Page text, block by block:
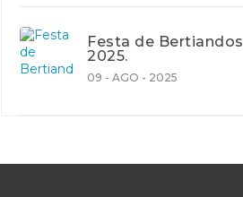
Festa de Bertiandos
2025.
09 - AGO - 2025